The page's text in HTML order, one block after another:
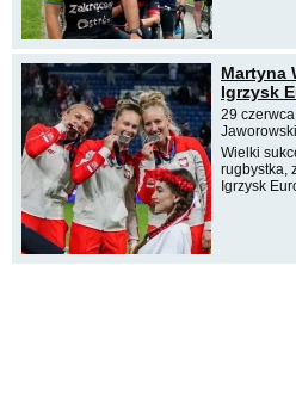
Martyna
Igrzysk
29
Jaworowski
Wielki
rugbystka,
Igrzysk